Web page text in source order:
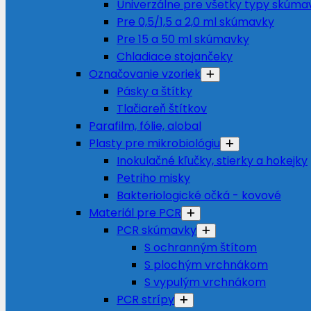
Univerzálne pre všetky typy
Pre 0,5/1,5 a 2,0 ml skúmavky
Pre 15 a 50 ml skúmavky
Chladiace stojančeky
Označovanie vzoriek
Pásky a štítky
Tlačiareň štítkov
Parafilm, fólie, alobal
Plasty pre mikrobiológiu
Inokulačné kľučky, stierky a hokejky
Petriho misky
Bakteriologické očká - kovové
Materiál pre PCR
PCR skúmavky
S ochranným štítom
S plochým vrchnákom
S vypulým vrchnákom
PCR strípy